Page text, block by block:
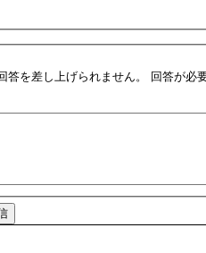
このフォームをご利用した場合、ご連絡先の記入が